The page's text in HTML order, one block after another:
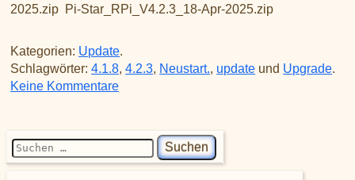
2025.zip Pi-Star_RPi_V4.2.3_18-Apr-2025.zip
Kategorien: Update.
Schlagwörter: 4.1.8,4.2.3, Neustart., update und Upgrade.
Keine Kommentarezu Update Pi-Star 4.1.8 & 4.2.3
Suchen nach: